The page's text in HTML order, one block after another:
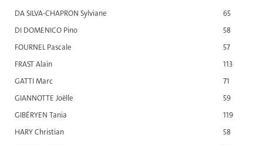
DA SILVA-CHAPRON Sylviane
65
DI DOMENICO Pino
58
FOURNEL Pascale
57
FRAST Alain
113
GATTI Marc
71
GIANNOTTE Joëlle
59
GIBÉRYEN Tania
119
HARY Christian
58